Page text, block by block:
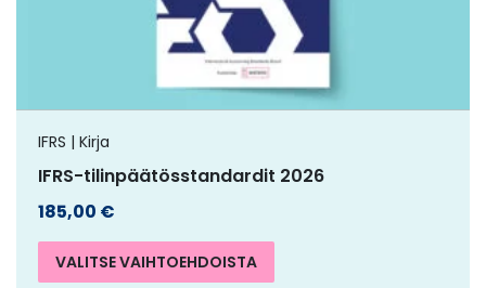
IFRS | Kirja
IFRS-tilinpäätösstandardit 2026
185,00 €
VALITSE VAIHTOEHDOISTA